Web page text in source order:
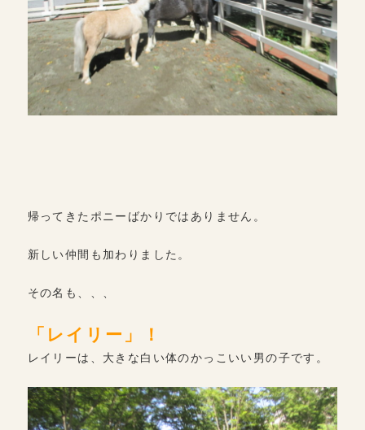
帰ってきたポニーばかりではありません。
新しい仲間も加わりました。
その名も、、、
「レイリー」！
レイリーは、大きな白い体のかっこいい男の子です。